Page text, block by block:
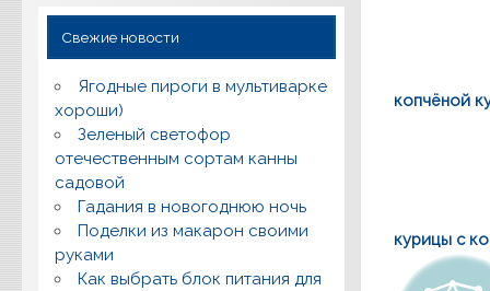
копчёной
курицы с
Свежие новости
Ягодные пироги в мультиварке
хороши)
Зеленый светофор
отечественным сортам канны
садовой
Гадания в новогоднюю ночь
Поделки из макарон своими
руками
Как выбрать блок питания для